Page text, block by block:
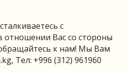
с
Вас со стороны
к нам! Мы Вам
, Тел: +996 (312) 961960